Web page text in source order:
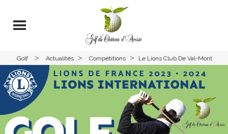
Golf
Avoise
> Actualités > Compétitions > Le Lions Club De Val-Mont
DIMANCHE 01 JUIN 2025